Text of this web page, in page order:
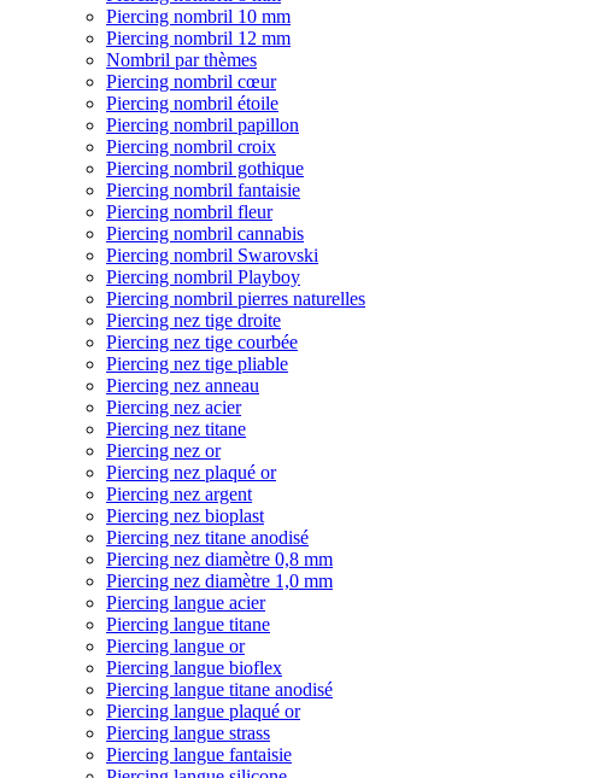
Piercing nombril 10 mm
Piercing nombril 12 mm
Nombril par thèmes
Piercing nombril cœur
Piercing nombril étoile
Piercing nombril papillon
Piercing nombril croix
Piercing nombril gothique
Piercing nombril fantaisie
Piercing nombril fleur
Piercing nombril cannabis
Piercing nombril Swarovski
Piercing nombril Playboy
Piercing nombril pierres naturelles
Piercing nez tige droite
Piercing nez tige courbée
Piercing nez tige pliable
Piercing nez anneau
Piercing nez acier
Piercing nez titane
Piercing nez or
Piercing nez plaqué or
Piercing nez argent
Piercing nez bioplast
Piercing nez titane anodisé
Piercing nez diamètre 0,8 mm
Piercing nez diamètre 1,0 mm
Piercing langue acier
Piercing langue titane
Piercing langue or
Piercing langue bioflex
Piercing langue titane anodisé
Piercing langue plaqué or
Piercing langue strass
Piercing langue fantaisie